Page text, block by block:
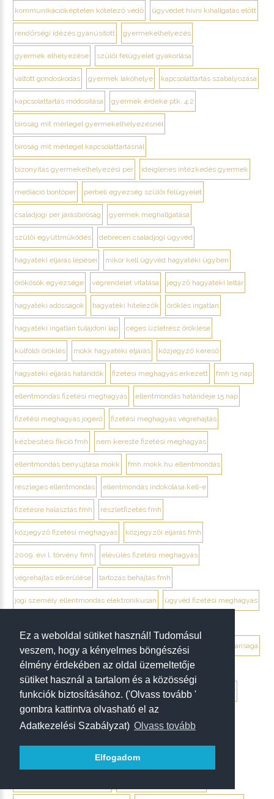
Ez a weboldal sütiket használ! Tudomásul
veszem, hogy a kényelmes böngészési
élmény érdekében az oldal üzemeltetője
sütiket használ a tartalom és a közösségi
funkciók biztosításához. ('Olvass tovább '
gombra kattintva olvasható el az
Adatkezelési Szabályzat) Olvass tovább
Elfogadom
kommunikációképtelen kötelező védő ügyvédet hívni kihallgatás előtt
rendőrségi idézés gyanúsított gyermekelhelyezés
gyermek elhelyezése szülői felügyelet gyakorlása
váltott gondoskodás gyermek lakóhelye kapcsolattartás szabályozása
kapcsolattartás módosítása gyermek érdeke ptk. 4:2
bíróság mit mérlegel gyermekelhelyezésnél
bíróság mit mérlegel kapcsolattartásnál
bizonyítás gyermekelhelyezési per ideiglenes intézkedés gyermek
mediáció bontóper perbeli egyezség szülői felügyelet
családjogi per járásbíróság gyermek meghallgatása
szülői együttműködés debrecen családjogi ügyvéd
hagyatéki eljárás lépései mikor kell ügyvéd hagyatéki ügyben
örökösök egyezsége végrendelet vitatása jegyző hagyatéki leltár
hagyatéki adósságok hagyatéki hitelezők öröklés ingatlan
hagyatéki ingatlan tulajdoni lap céges üzletrész öröklése
külföldi öröklés mokk hagyatéki eljárás közjegyző kereső
hagyatéki eljárás határidők fizetési meghagyás érkezett fmh 15 nap
ellentmondás fizetési meghagyás ellentmondás határideje 15 nap
fizetési meghagyás jogerő fizetési meghagyás végrehajtás
kézbesítési fikció fmh nem kereste fizetési meghagyás
ellentmondás benyújtása mokk fmh.mokk.hu ellentmondás
részleges ellentmondás ellentmondás indokolása kell-e
fizetésre halasztás fmh részletfizetés fmh
közjegyző fizetési meghagyás közjegyzői eljárás fmh
2009. évi l. törvény fmh elévülés fizetési meghagyás
végrehajtás elkerülése tartozás behajtás fmh
jogi személy ellentmondás elektronikusan ügyvéd fizetési meghagyás
végrendelet megtámadása mikor érdemes végrendelet hatálytalansága
érvénytelenség megállapítása per hagyatéki per végrendelet
megtámadási nyilatkozat megtámadás elévülése 5 év ptk. 7:37
beszámíthatóság végrendelet
tisztességtelen befolyás gépírásos végrendelet tanúk